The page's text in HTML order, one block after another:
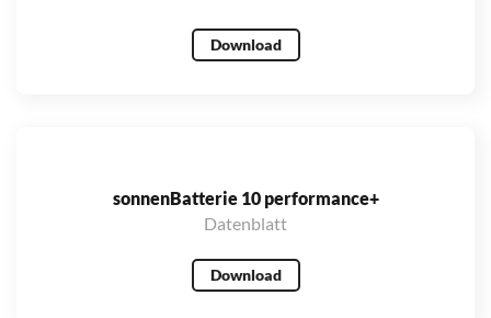
Download
sonnenBatterie 10 performance+
Datenblatt
Download